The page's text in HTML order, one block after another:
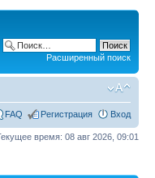
Расширенный поиск
FAQ Регистрация Вход
время: 08 авг 2026, 09:01